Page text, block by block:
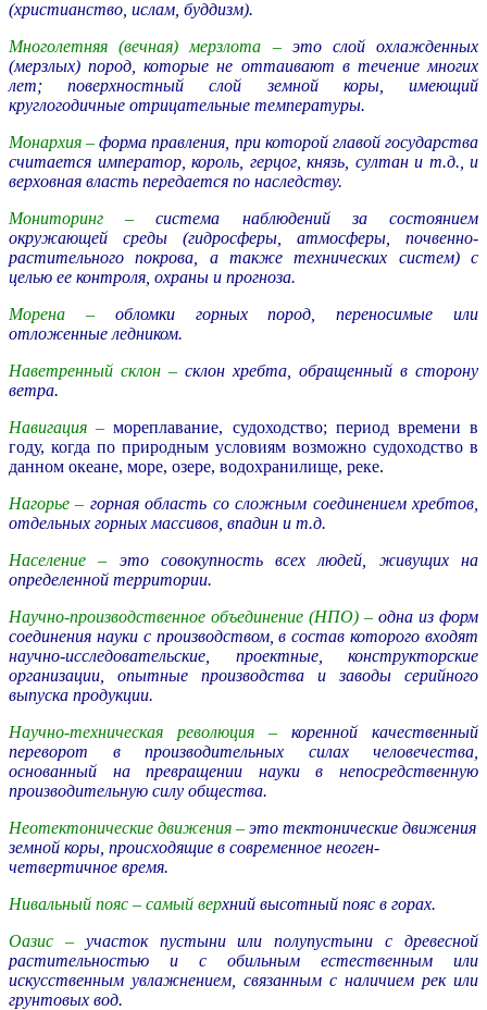
(христианство, ислам, буддизм).
Многолетняя (вечная) мерзлота –
это слой охлажденных
(мерзлых) пород, которые не оттаивают в течение многих
лет; поверхностный слой земной коры, имеющий
круглогодичные отрицательные температуры.
Монархия – форма правления, при которой главой государства
считается император, король, герцог, князь, султан и т.д., и
верховная власть передается по наследству.
Мониторинг –
система наблюдений за состоянием
окружающей среды (гидросферы, атмосферы, почвенно-
растительного покрова, а также технических систем) с
целью ее контроля, охраны и прогноза.
Морена –
обломки горных пород, переносимые или
отложенные ледником.
Наветренный склон – склон хребта, обращенный в сторону
ветра.
Навигация – мореплавание, судоходство; период времени в
году, когда по природным условиям возможно судоходство в
данном океане, море, озере, водохранилище, реке.
Нагорье – горная область со сложным соединением хребтов,
отдельных горных массивов, впадин и т.д.
Население –
это совокупность всех людей, живущих на
определенной территории.
Научно-производственное объединение (НПО) – одна из форм
соединения науки с производством, в состав которого входят
научно-исследовательские, проектные, конструкторские
организации, опытные производства и заводы серийного
выпуска продукции.
Научно-техническая революция – коренной качественный
переворот в производительных силах человечества,
основанный на превращении науки в непосредственную
производительную силу общества.
Неотектонические движения – это тектонические движения
земной коры, происходящие в современное неоген-
четвертичное время.
Нивальный пояс – самый верхний высотный пояс в горах.
Оазис –
участок пустыни или полупустыни с древесной
растительностью и с обильным естественным или
искусственным увлажнением, связанным с наличием рек или
грунтовых вод.